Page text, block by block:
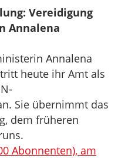
Vereidigung
Annalena
Annalena
tritt heute ihr Amt als
Sie übernimmt das
dem früheren
Abonnenten), am